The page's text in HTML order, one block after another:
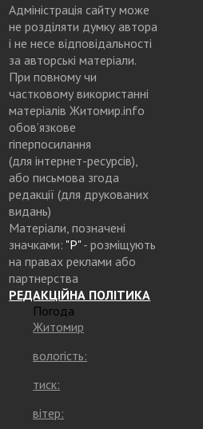
Адміністрація сайту може
не розділяти думку автора
і не несе відповідальності
за авторські матеріали.
При повному чи
частковому використанні
матеріалів Житомир.info
обов’язкове
гіперпосилання
(для інтернет-ресурсів),
або письмова згода
редакції (для друкованих
видань)
Матеріали, позначені
значками: "Р"- розміщують
на правах реклами або
партнерства
РЕДАКЦІЙНА ПОЛІТИКА
Погода
Житомир
вологість:
тиск:
вітер: